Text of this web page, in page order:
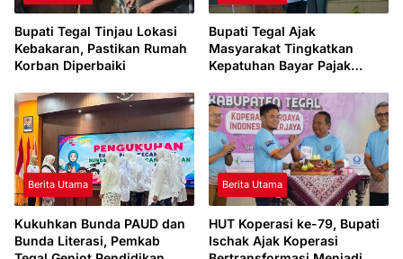
Bupati Tegal Tinjau Lokasi
Kebakaran, Pastikan Rumah
Korban Diperbaiki
Bupati Tegal Ajak
Masyarakat Tingkatkan
Kepatuhan Bayar Pajak
NGOPENI”
Berita Utama
Kukuhkan Bunda PAUD dan
Bunda Literasi, Pemkab
Berita Utama
HUT Koperasi ke-79, Bupati
Ischak Ajak Koperasi